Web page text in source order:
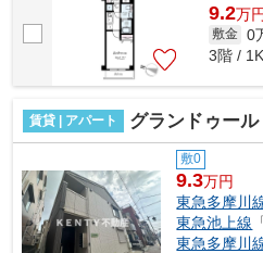
9.2万円
敷金 0
3階 /
賃貸 | アパート グランドゥール
敷0
9.3万円
東急多摩川
東急池上線
東急多摩川